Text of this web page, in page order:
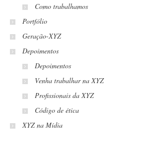
Como trabalhamos
Portfólio
Geração-XYZ
Depoimentos
Depoimentos
Venha trabalhar na XYZ
Profissionais da XYZ
Código de ética
XYZ na Mídia